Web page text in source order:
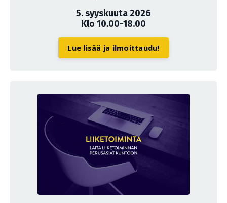
5. syyskuuta 2026
Klo 10.00-18.00
Lue lisää ja ilmoittaudu!